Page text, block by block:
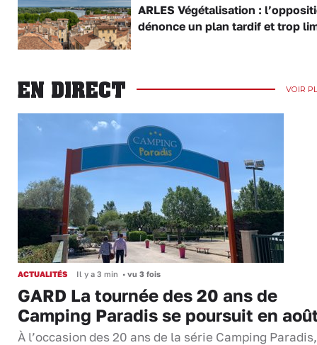
ARLES Végétalisation :
dénonce un plan tardif et trop
EN DIRECT VOIR
ACTUALITÉS Il y a 3 min • vu 3 fois
GARD La tournée des 20 ans de
Camping Paradis se poursuit en
À l’occasion des 20 ans de la série Camping